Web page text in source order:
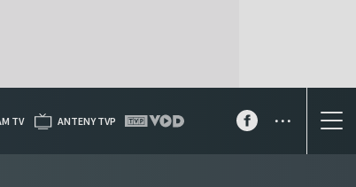
TV ANTENY TVP ...